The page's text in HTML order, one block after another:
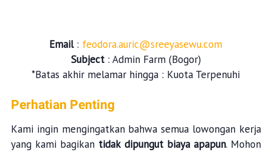
Email : feodora.auric@sreeyasewu.com
Subject : Admin Farm (Bogor)
*Batas akhir melamar hingga : Kuota Terpenuhi
Perhatian Penting
Kami ingin mengingatkan bahwa semua lowongan kerja
yang kami bagikan tidak dipungut biaya apapun. Mohon